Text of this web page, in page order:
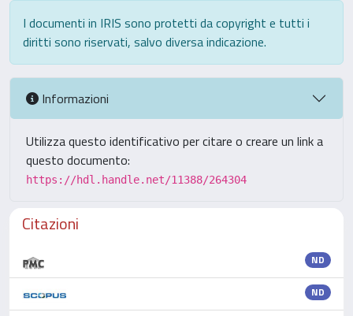
I documenti in IRIS sono protetti da copyright e tutti i
diritti sono riservati, salvo diversa indicazione.
Informazioni
Utilizza questo identificativo per citare o creare un link a
questo documento:
https://hdl.handle.net/11388/264304
Citazioni
ND
ND